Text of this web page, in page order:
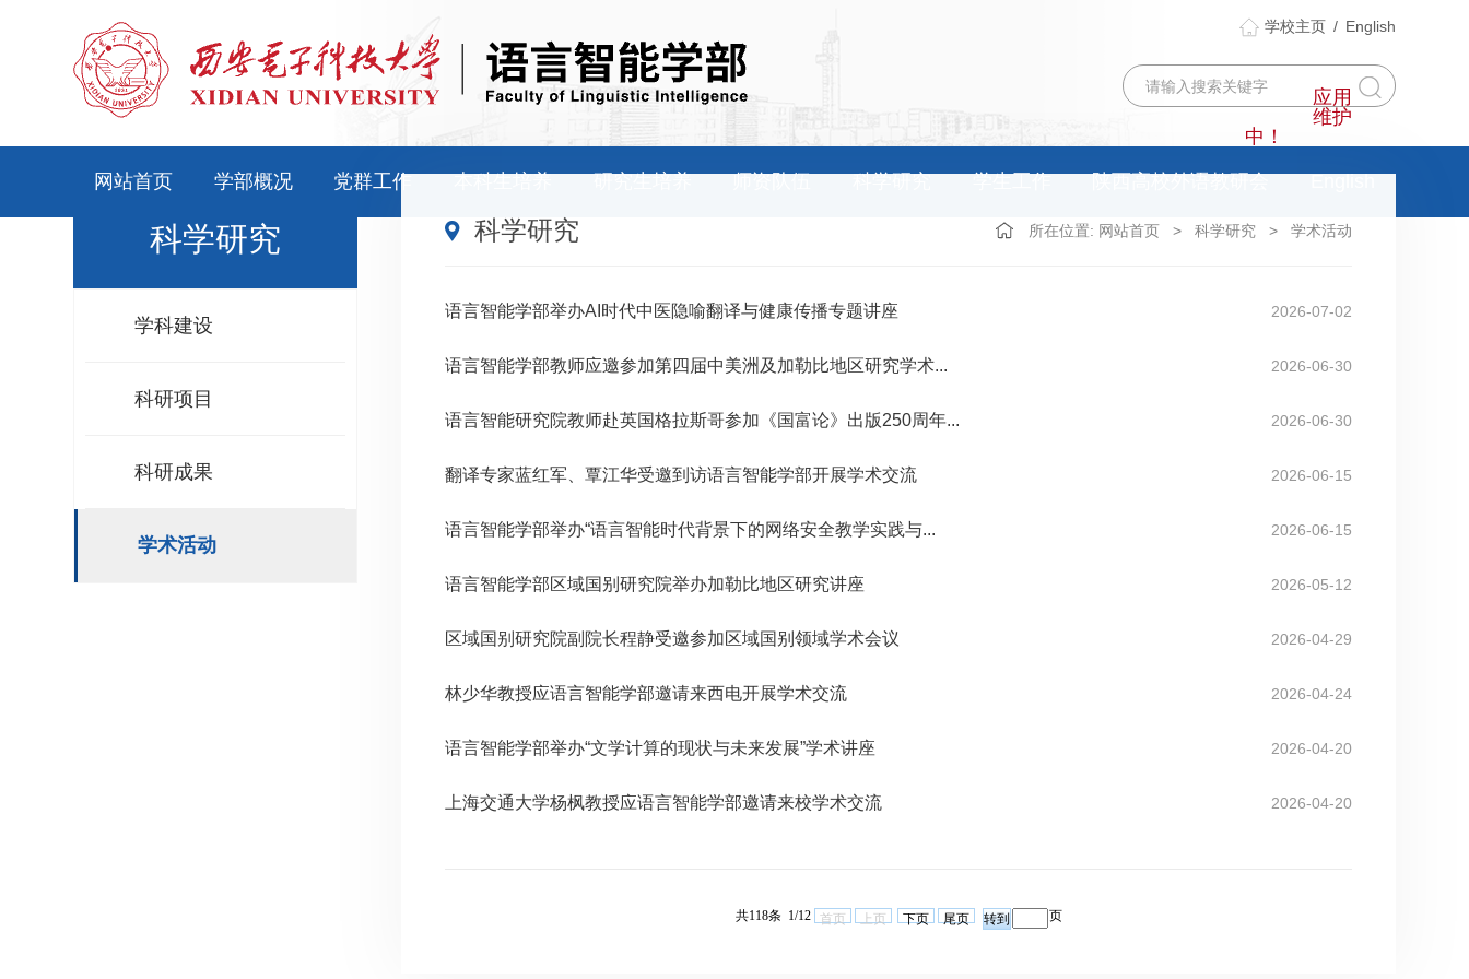
学校主页 / English
应用
维护
中！
网站首页 学部概况 党群工作
科学研究
学科建设
科研项目
科研成果
学术活动
科学研究 所在位置: 网站首页> 科学研究> 学术活动
语言智能学部举办AI时代中医隐喻翻译与健康传播专题讲座 2026-07-02
语言智能学部教师应邀参加第四届中美洲及加勒比地区研究学术... 2026-06-30
语言智能研究院教师赴英国格拉斯哥参加《国富论》出版250周年... 2026-06-30
翻译专家蓝红军、覃江华受邀到访语言智能学部开展学术交流 2026-06-15
语言智能学部举办“语言智能时代背景下的网络安全教学实践与... 2026-06-15
语言智能学部区域国别研究院举办加勒比地区研究讲座 2026-05-12
区域国别研究院副院长程静受邀参加区域国别领域学术会议 2026-04-29
林少华教授应语言智能学部邀请来西电开展学术交流 2026-04-24
语言智能学部举办“文学计算的现状与未来发展”学术讲座 2026-04-20
上海交通大学杨枫教授应语言智能学部邀请来校学术交流 2026-04-20
共118条 1/12 首页 上页 下页 尾页 页